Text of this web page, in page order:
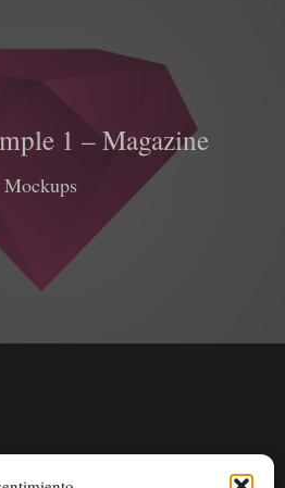
1 – Magazine
Mockups